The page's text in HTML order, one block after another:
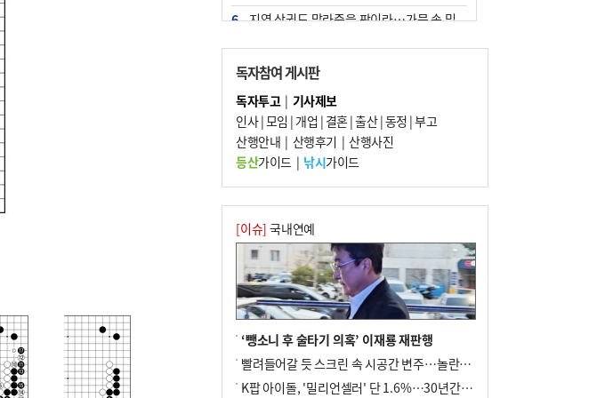
6
지역 상권도 말라죽을 판이라…가뭄 속 밀
7
법원, 단차 논란 북항 복합환승센터 공사중
지 관련 현장검증
8
통영시민 추석 전 35만 원 받는다
9
부산 철강공장 50대 노동자 추락사
10 국힘 부산시당, ‘정이한 조력’ 시의원 윤리
위에…‘한동훈 지지’도 신고접수
독자참여 게시판
독자투고| 기사제보
인사|모임 | 개업 | 결혼|출산|동정 |부고
산행안내 | 산행후기 | 산행사진
등산가이드| 낚시가이드
[이슈] 국내연예
‘뺑소니 후 술타기 의혹’ 이재룡 재판행
빨려들어갈 듯 스크린 속 시공간 변주…놀란의 메시지는 ‘전쟁 속죄’
K팝 아이돌, '밀리언셀러' 단 1.6%…30년간 등장 1182개팀 전수조사